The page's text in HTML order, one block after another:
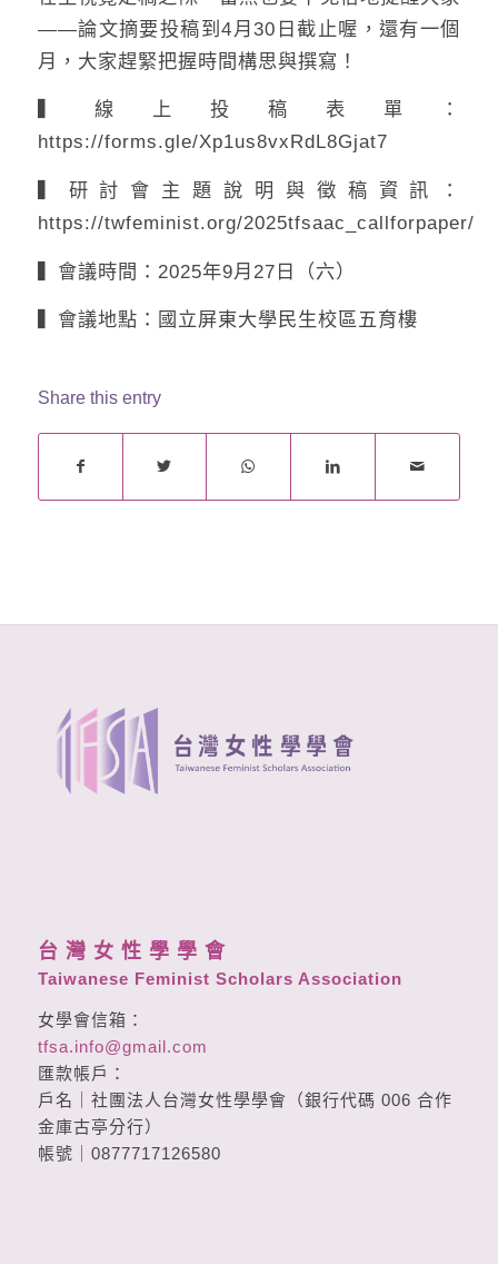
——論文摘要投稿到4月30日截止喔，還有一個
月，大家趕緊把握時間構思與撰寫！
▍線上投稿表單：
https://forms.gle/Xp1us8vxRdL8Gjat7
▍研討會主題說明與徵稿資訊：
https://twfeminist.org/2025tfsaac_callforpaper/
▍會議時間：2025年9月27日（六）
▍會議地點：國立屏東大學民生校區五育樓
Share this entry
台 灣 女 性 學 學 會
Taiwanese Feminist Scholars Association
女學會信箱：
tfsa.info@gmail.com
匯款帳戶：
戶名｜社團法人台灣女性學學會（銀行代碼 006 合作
金庫古亭分行）
帳號｜0877717126580